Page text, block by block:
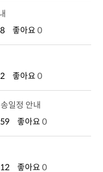
좋아요 0
좋아요 0
일정 안내
좋아요 0
좋아요 0